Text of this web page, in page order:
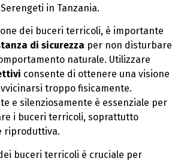
in Tanzania.
dei buceri terricoli, è importante
di sicurezza per non disturbare
naturale. Utilizzare
consente di ottenere una visione
troppo fisicamente.
e silenziosamente è essenziale per
i buceri terricoli, soprattutto
riproduttiva.
buceri terricoli è cruciale per